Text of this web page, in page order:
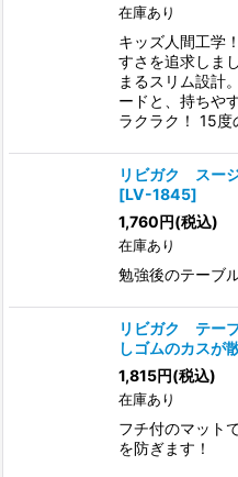
在庫あり
キッズ人間工学
すさを追求しま
まるスリム設計
ードと、持ちや
ラクラク！ 15
リビガク スー
[LV-1845]
1,760円(税込)
在庫あり
勉強後のテーブ
リビガク テー
しゴムのカスが
1,815円(税込)
在庫あり
フチ付のマット
を防ぎます！